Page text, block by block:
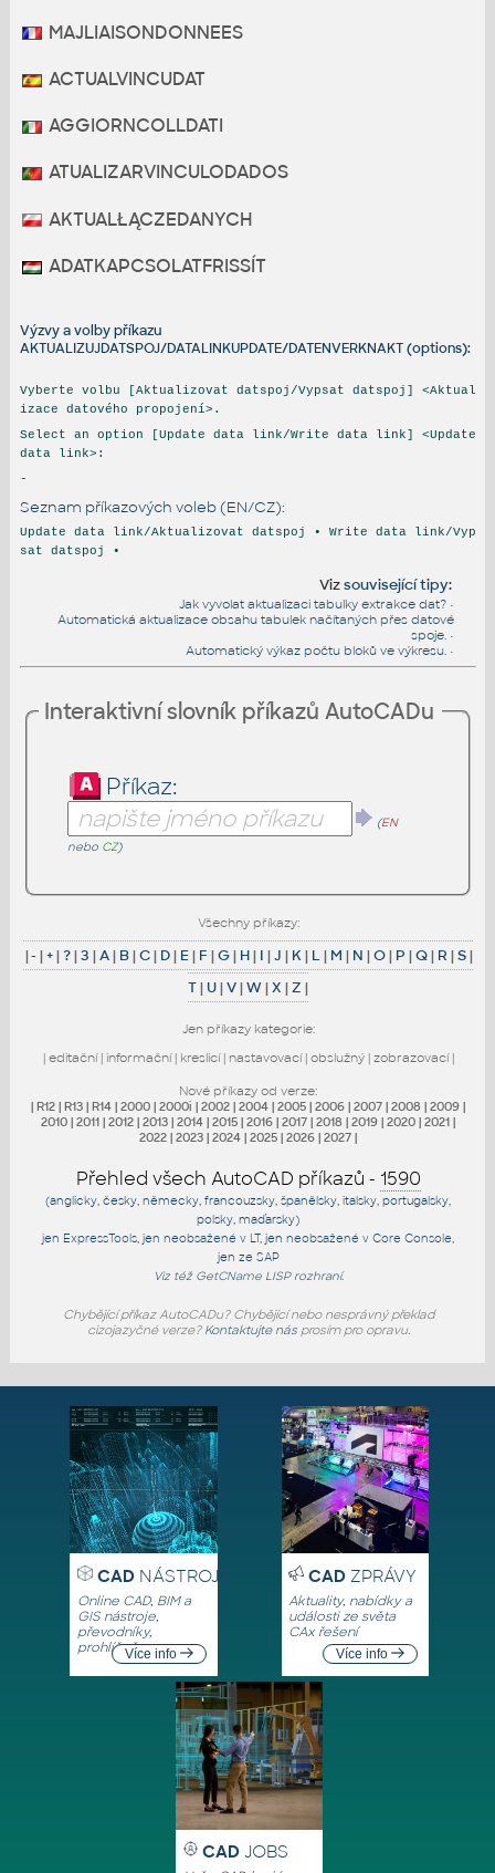
MAJLIAISONDONNEES
ACTUALVINCUDAT
AGGIORNCOLLDATI
ATUALIZARVINCULODADOS
AKTUALŁĄCZEDANYCH
ADATKAPCSOLATFRISSÍT
Výzvy a volby příkazu
AKTUALIZUJDATSPOJ/DATALINKUPDATE/DATENVERKNAKT (options):
Vyberte volbu [Aktualizovat datspoj/Vypsat datspoj] <Aktual
izace datového propojení>.
Select an option [Update data link/Write data link] <Update
data link>:
-
Seznam příkazových voleb (EN/CZ):
Update data link/Aktualizovat datspoj • Write data link/Vyp
sat datspoj •
Vizsouvisející tipy:
Jak vyvolat aktualizaci tabulky extrakce dat? •
Automatická aktualizace obsahu tabulek načítaných přes datové
spoje. •
Automatický výkaz počtu bloků ve výkresu. •
Interaktivní slovník příkazů AutoCADu
Příkaz:
(EN
nebo CZ)
Všechny příkazy:
|- |+|?|3 |A| B|C| D| E| F |G| H| I |J | K| L | M | N |O| P |Q| R |S|
T| U|V|W|X |Z |
Jen příkazy kategorie:
| editační| informační| kreslicí| nastavovací| obslužný| zobrazovací|
Nové příkazy od verze:
| R12 | R13 | R14 | 2000 | 2000i | 2002 | 2004 | 2005 | 2006 | 2007 | 2008 | 2009 |
2010 | 2011 | 2012 | 2013 | 2014 | 2015 | 2016 | 2017 | 2018 | 2019 | 2020 | 2021 |
2022 | 2023 | 2024 | 2025 | 2026 | 2027 |
Přehled všech AutoCAD příkazů - 1590
(anglicky, česky, německy, francouzsky, španělsky, italsky, portugalsky,
polsky, maďarsky)
jen ExpressTools , jen neobsažené v LT, jen neobsažené v Core Console
jen ze SAP
Viz též GetCNameLISP rozhraní.
Chybějící příkaz AutoCADu? Chybějící nebo nesprávný překlad
cizojazyčné verze? Kontaktujte násprosím pro opravu.
CADNÁSTROJE
Online CAD, BIM a
GIS nástroje,
převodníky,
prohlížečeVíce info
CADZPRÁVY
Aktuality, nabídky a
události ze světa
CAx řešení
Více info
CAD JOBS